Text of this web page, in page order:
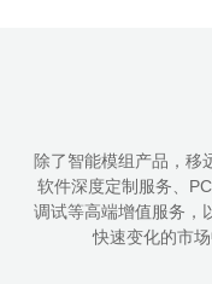
除了智能模组产品，移
软件深度定制服务、
调试等高端增值服务，
快速变化的市场